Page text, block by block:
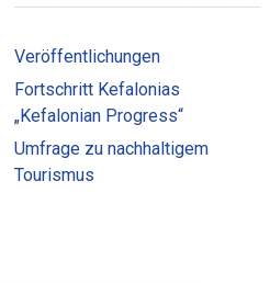
Veröffentlichungen
Fortschritt Kefalonias
„Kefalonian Progress“
Umfrage zu nachhaltigem
Tourismus